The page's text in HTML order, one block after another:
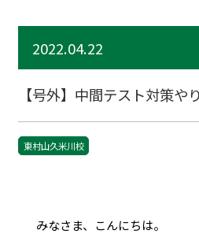
2022.04.22
【号外】中間テスト対策や
東村山久米川校
みなさま、こんにちは。